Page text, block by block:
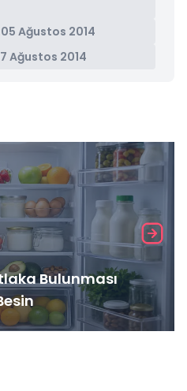
05 Ağustos 2014
Ağustos 2014
Bulunması